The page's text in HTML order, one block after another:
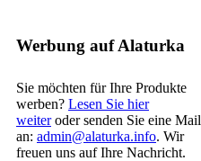
Werbung auf Alaturka
Sie möchten für Ihre Produkte
werben? Lesen Sie hier
weiteroder senden Sie eine Mail
an: admin@alaturka.info. Wir
freuen uns auf Ihre Nachricht.